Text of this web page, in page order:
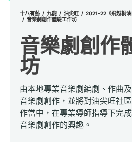
十八有藝 九龍 油尖旺
2021-22《飛越桐油
音樂劇創作體驗工作坊
音樂劇創作
坊
由本地專業音樂劇編劇、作曲
音樂劇創作，並將對油尖旺社
作當中，在專業導師指導下完
音樂劇創作的興趣。